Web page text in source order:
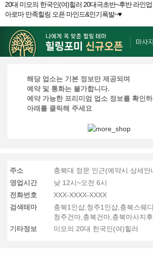
20대 미모의 한국인(여)힐러 20대극초반~후반 라인
아로마 만족힐링 오픈 마인드&인기폭발~♥
해당 업소는 기본 정보만 제공되며
예약 및 통화는 불가합니다.
예약 가능한 프리미엄 업소 정보를 확인
아래를 클릭해 주세요
주소
충북대 정문 인근(예약시 상세안
영업시간
낮 12시~오전 6시
전화번호
XXX-XXXX-XXXX
검색테마
충북1인샵,청주1인샵,충북스웨
청주건마,충북건마,충북마사지
기타정보
미모의 20대 한국인(여)힐러